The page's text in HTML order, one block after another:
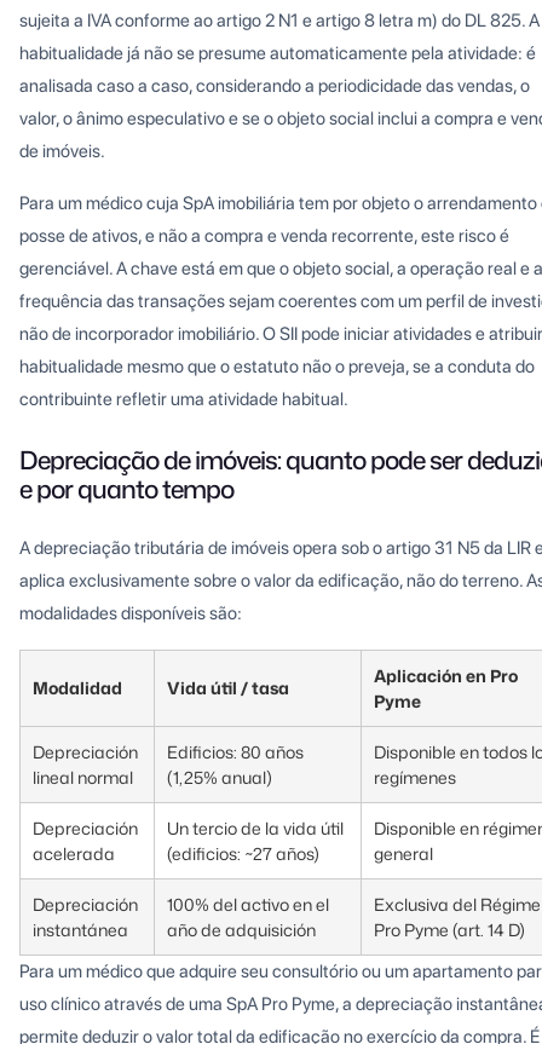
sujeita a IVA conforme ao artigo 2 N1 e artigo 8 letra m) do DL 825. A
habitualidade já não se presume automaticamente pela atividade: é
analisada caso a caso, considerando a periodicidade das vendas, o
valor, o ânimo especulativo e se o objeto social inclui a compra e
de imóveis.
Para um médico cuja SpA imobiliária tem por objeto o arrendamento
posse de ativos, e não a compra e venda recorrente, este risco é
gerenciável. A chave está em que o objeto social, a operação real e a
frequência das transações sejam coerentes com um perfil de
não de incorporador imobiliário. O SII pode iniciar atividades e atribuir
habitualidade mesmo que o estatuto não o preveja, se a conduta do
contribuinte refletir uma atividade habitual.
Depreciação de imóveis: quanto pode ser
e por quanto tempo
A depreciação tributária de imóveis opera sob o artigo 31 N5 da LIR
aplica exclusivamente sobre o valor da edificação, não do terreno.
modalidades disponíveis são:
Modalidad Vida útil / tasa
Aplicación en Pro
Pyme
Depreciación
lineal normal
Edificios: 80 años
(1,25% anual)
Disponible en todos
regímenes
Depreciación
acelerada
Un tercio de la vida útil
(edificios: ~27 años)
Disponible en
general
Depreciación
instantánea
100% del activo en el
año de adquisición
Exclusiva del
Pro Pyme (art. 14 D)
Para um médico que adquire seu consultório ou um apartamento
uso clínico através de uma SpA Pro Pyme, a depreciação
permite deduzir o valor total da edificação no exercício da compra. É